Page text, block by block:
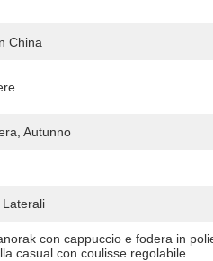
China
Autunno
Laterali
con cappuccio e fodera in
casual con coulisse regolabile